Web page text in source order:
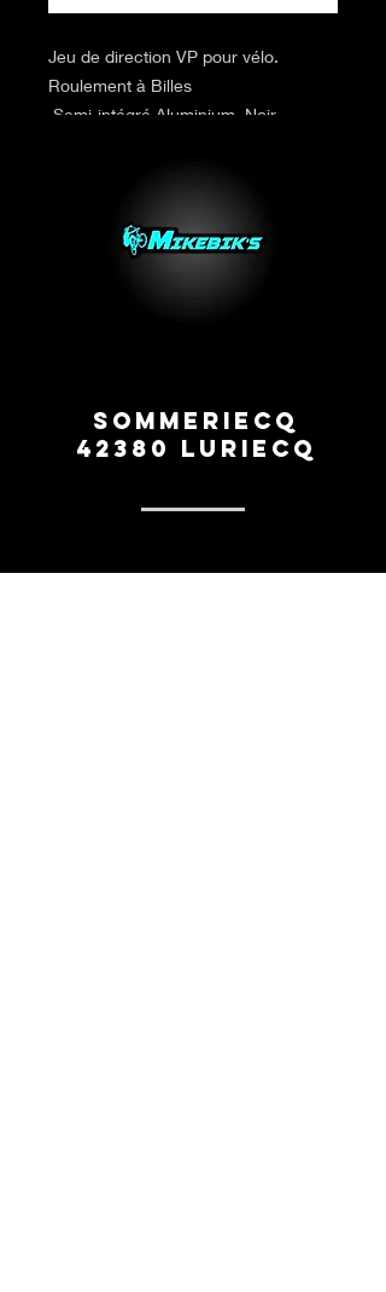
Jeu de direction VP pour vélo.
Roulement à Billes
.Semi-intégré.Aluminium. Noir.
Sommeriecq
42380 Luriecq